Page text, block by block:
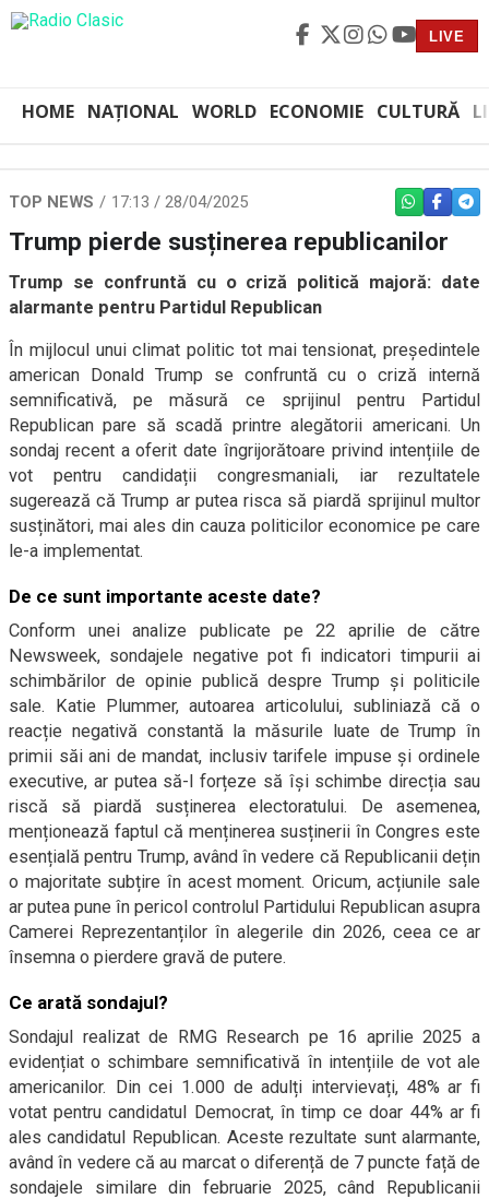
LIVE
HOME NAȚIONAL WORLD ECONOMIE CULTURĂ
TOP NEWS 17:13 / 28/04/2025 WHATSAPP
Trump pierde susținerea republicanilor
Trump se confruntă cu o criză politică majoră: date
alarmante pentru Partidul Republican
În mijlocul unui climat politic tot mai tensionat, președintele
american Donald Trump se confruntă cu o criză internă
semnificativă, pe măsură ce sprijinul pentru Partidul
Republican pare să scadă printre alegătorii americani. Un
sondaj recent a oferit date îngrijorătoare privind intențiile de
vot pentru candidații congresmaniali, iar rezultatele
sugerează că Trump ar putea risca să piardă sprijinul multor
susținători, mai ales din cauza politicilor economice pe care
le-a implementat.
De ce sunt importante aceste date?
Conform unei analize publicate pe 22 aprilie de către
Newsweek, sondajele negative pot fi indicatori timpurii ai
schimbărilor de opinie publică despre Trump și politicile
sale. Katie Plummer, autoarea articolului, subliniază că o
reacție negativă constantă la măsurile luate de Trump în
primii săi ani de mandat, inclusiv tarifele impuse și ordinele
executive, ar putea să-l forțeze să își schimbe direcția sau
riscă să piardă susținerea electoratului. De asemenea,
menționează faptul că menținerea susținerii în Congres este
esențială pentru Trump, având în vedere că Republicanii dețin
o majoritate subțire în acest moment. Oricum, acțiunile sale
ar putea pune în pericol controlul Partidului Republican asupra
Camerei Reprezentanților în alegerile din 2026, ceea ce ar
însemna o pierdere gravă de putere.
Ce arată sondajul?
Sondajul realizat de RMG Research pe 16 aprilie 2025 a
evidențiat o schimbare semnificativă în intențiile de vot ale
americanilor. Din cei 1.000 de adulți intervievați, 48% ar fi
votat pentru candidatul Democrat, în timp ce doar 44% ar fi
ales candidatul Republican. Aceste rezultate sunt alarmante,
având în vedere că au marcat o diferență de 7 puncte față de
sondajele similare din februarie 2025, când Republicanii